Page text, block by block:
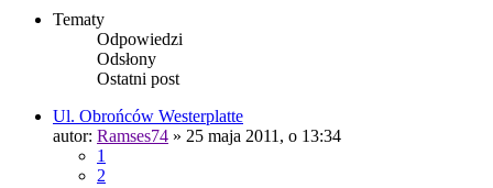
Tematy
Odpowiedzi
Odsłony
Ostatni post
Ul. Obrońców Westerplatte
autor: Ramses74 » 25 maja 2011, o 13:34
1
2